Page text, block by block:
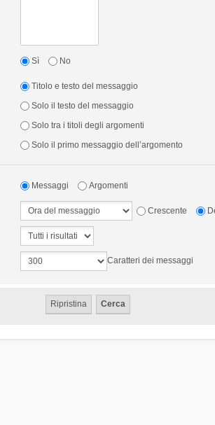
Sì No
Titolo e testo del messaggio
Solo il testo del messaggio
Solo tra i titoli degli argomenti
Solo il primo messaggio dell’argomento
Messaggi Argomenti
Crescente
Caratteri dei messaggi